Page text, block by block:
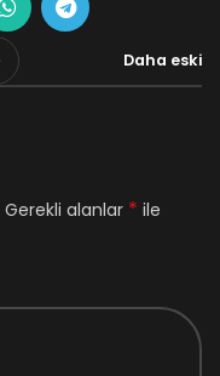
Daha eski
Gerekli alanlar * ile